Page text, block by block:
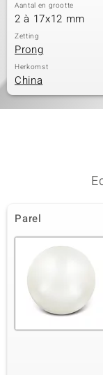
Aantal en grootte
2 à 17x12 mm
Zetting
Prong
Herkomst
China
Parel